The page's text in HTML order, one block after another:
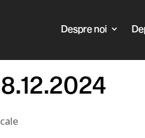
Despre noi